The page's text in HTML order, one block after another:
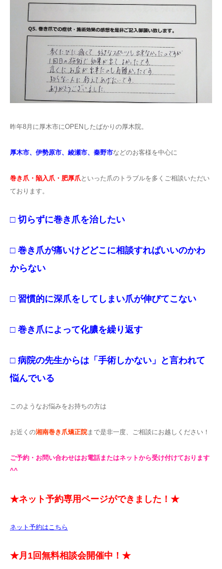
昨年8月に厚木市にOPENしたばかりの厚木院。
厚木市、伊勢原市、綾瀬市、秦野市などのお客様を中心に
巻き爪・陥入爪・肥厚爪といった爪のトラブルを多くご相談いただい
ております。
□ 切らずに巻き爪を治したい
□ 巻き爪が痛いけどどこに相談すればいいのかわ
からない
□ 習慣的に深爪をしてしまい爪が伸びてこない
□ 巻き爪によって化膿を繰り返す
□ 病院の先生からは「手術しかない」と言われて
悩んでいる
このようなお悩みをお持ちの方は
お近くの湘南巻き爪矯正院まで是非一度、ご相談にお越しください！
ご予約・お問い合わせはお電話またはネットから受け付けております
^^
★ネット予約専用ページができました！★
ネット予約はこちら
★月1回無料相談会開催中！★